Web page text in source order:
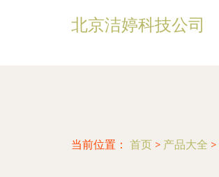
北京洁婷科技公司
当前位置： 首页 > 产品大全 >